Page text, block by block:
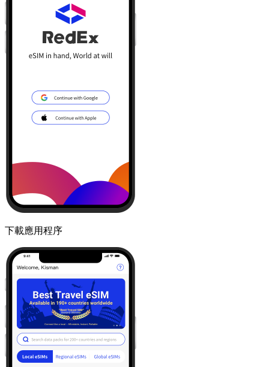
下載應用程序